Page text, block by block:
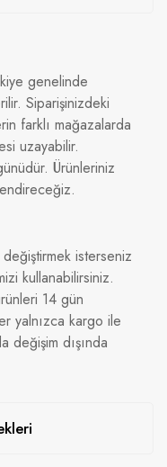
genelinde
Siparişinizdeki
farklı mağazalarda
uzayabilir.
Ürünleriniz
isterseniz
kullanabilirsiniz.
14 gün
yalnızca kargo ile
değişim dışında